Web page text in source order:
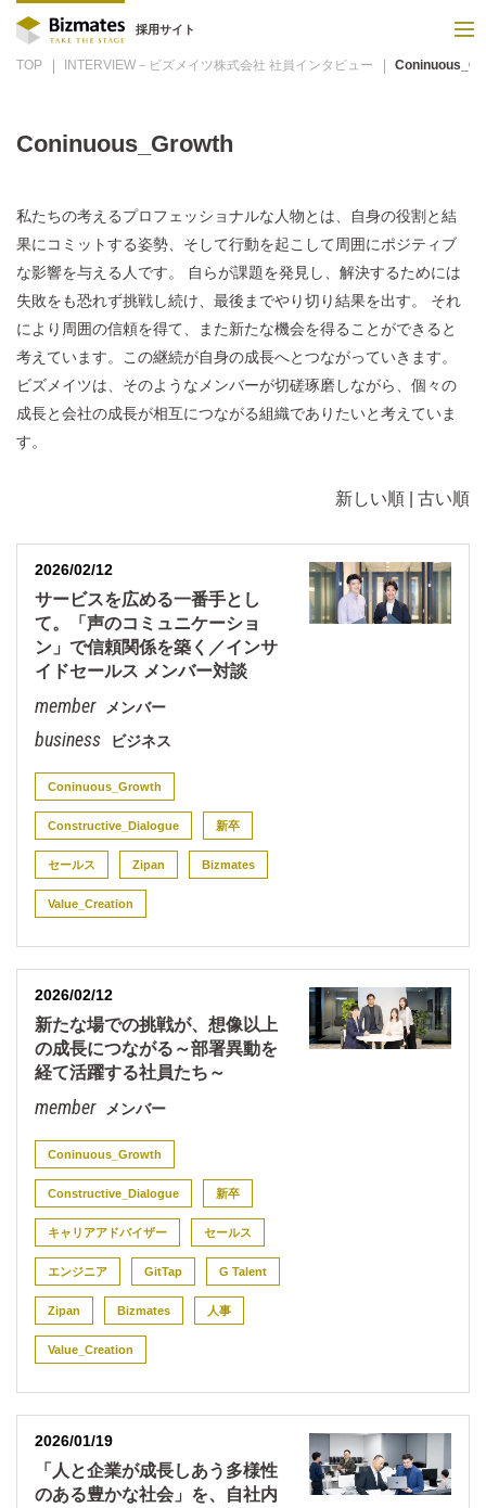
採用サイト
TOP INTERVIEW－ビズメイツ株式会社 社員インタビュー
Coninuous_Growth
私たちの考えるプロフェッショナルな人物とは、自身の役割と結
果にコミットする姿勢、そして行動を起こして周囲にポジティブ
な影響を与える人です。 自らが課題を発見し、解決するためには
失敗をも恐れず挑戦し続け、最後までやり切り結果を出す。 それ
により周囲の信頼を得て、また新たな機会を得ることができると
考えています。この継続が自身の成長へとつながっていきます。
ビズメイツは、そのようなメンバーが切磋琢磨しながら、個々の
成長と会社の成長が相互につながる組織でありたいと考えていま
す。
新しい順 | 古い順
2026/02/12
サービスを広める一番手とし
て。「声のコミュニケーショ
ン」で信頼関係を築く／インサ
イドセールス メンバー対談
メンバー
ビジネス
Coninuous_Growth
Constructive_Dialogue 新卒
セールス Zipan Bizmates
Value_Creation
2026/02/12
新たな場での挑戦が、想像以上
の成長につながる～部署異動を
経て活躍する社員たち～
メンバー
Coninuous_Growth
Constructive_Dialogue 新卒
キャリアアドバイザー セールス
エンジニア GitTap G Talent
Zipan Bizmates 人事
Value_Creation
2026/01/19
「人と企業が成長しあう多様性
のある豊かな社会」を、自社内